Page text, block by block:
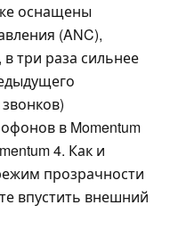
оснащены
(ANC),
три раза сильнее
в Momentum
4. Как и
прозрачности
впустить внешний